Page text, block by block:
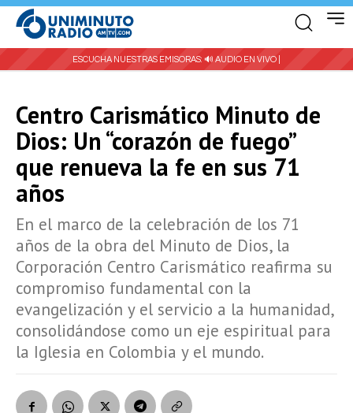
ESCUCHA NUESTRAS EMISORAS: 🔊 AUDIO EN VIVO |
Centro Carismático Minuto de
Dios: Un “corazón de fuego”
que renueva la fe en sus 71
años
En el marco de la celebración de los 71
años de la obra del Minuto de Dios, la
Corporación Centro Carismático reafirma su
compromiso fundamental con la
evangelización y el servicio a la humanidad,
consolidándose como un eje espiritual para
la Iglesia en Colombia y el mundo.